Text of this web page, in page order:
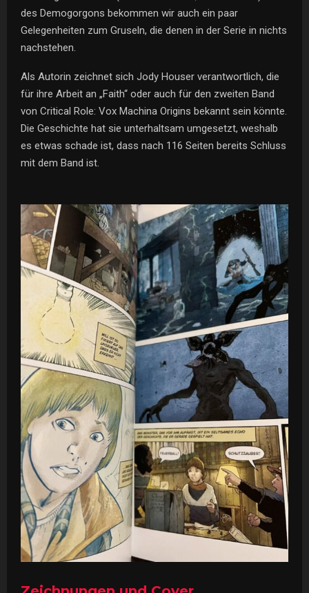
des Demogorgons bekommen wir auch ein paar
Gelegenheiten zum Gruseln, die denen in der Serie in nichts
nachstehen.
Als Autorin zeichnet sich Jody Houser verantwortlich, die
für ihre Arbeit an „Faith“ oder auch für den zweiten Band
von Critical Role: Vox Machina Origins bekannt sein könnte.
Die Geschichte hat sie unterhaltsam umgesetzt, weshalb
es etwas schade ist, dass nach 116 Seiten bereits Schluss
mit dem Band ist.